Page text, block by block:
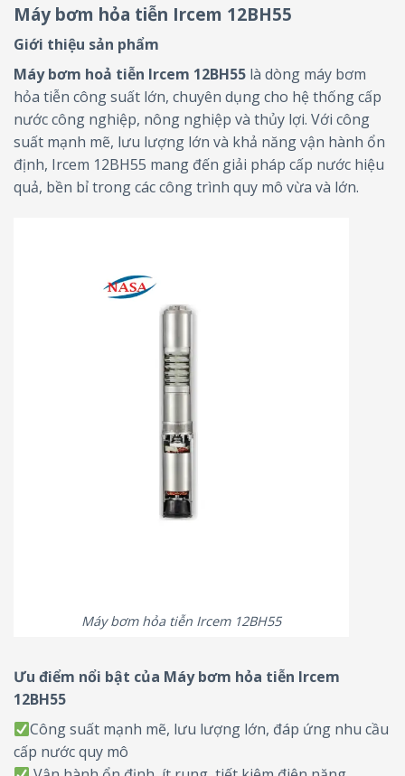
Máy bơm hỏa tiễn Ircem 12BH55
Giới thiệu sản phẩm
Máy bơm hoả tiễn Ircem 12BH55 là dòng máy bơm
hỏa tiễn công suất lớn, chuyên dụng cho hệ thống cấp
nước công nghiệp, nông nghiệp và thủy lợi. Với công
suất mạnh mẽ, lưu lượng lớn và khả năng vận hành ổn
định, Ircem 12BH55 mang đến giải pháp cấp nước hiệu
quả, bền bỉ trong các công trình quy mô vừa và lớn.
Máy bơm hỏa tiễn Ircem 12BH55
Ưu điểm nổi bật của Máy bơm hỏa tiễn Ircem
12BH55
Công suất mạnh mẽ, lưu lượng lớn, đáp ứng nhu cầu
cấp nước quy mô